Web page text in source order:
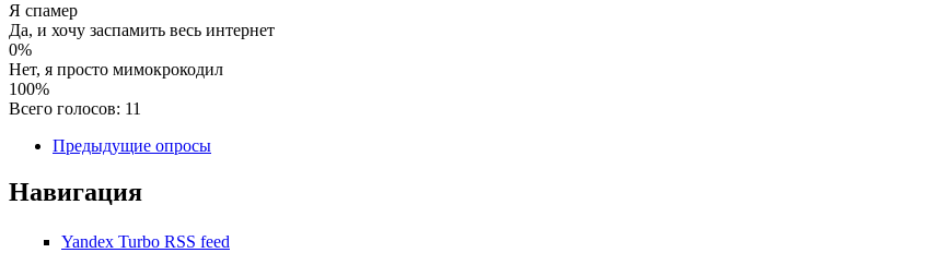
Я спамер
Да, и хочу заспамить весь интернет
0%
Нет, я просто мимокрокодил
100%
Всего голосов: 11
Предыдущие опросы
Навигация
Yandex Turbo RSS feed